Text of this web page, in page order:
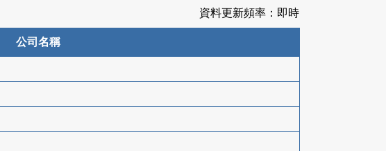
資料更新頻率：即時
公司名稱